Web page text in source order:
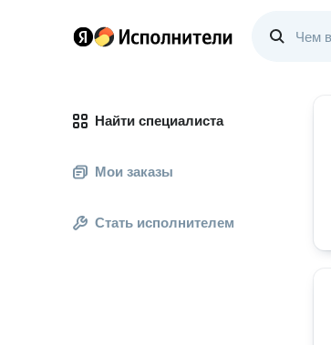
Найти специалиста
Мои заказы
Стать исполнителем